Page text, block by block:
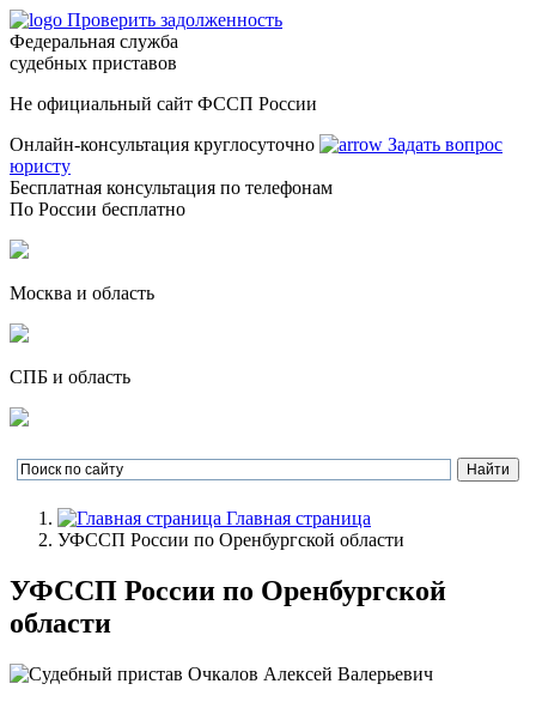
Проверить задолженность
Федеральная служба
судебных приставов
Не официальный сайт ФССП России
Онлайн-консультация круглосуточно
Задать вопрос
юристу
Бесплатная консультация по телефонам
По России бесплатно
Москва и область
СПБ и область
Главная страница
УФССП России по Оренбургской области
УФССП России по Оренбургской
области